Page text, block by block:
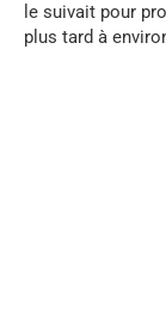
le suivait pour
plus tard à